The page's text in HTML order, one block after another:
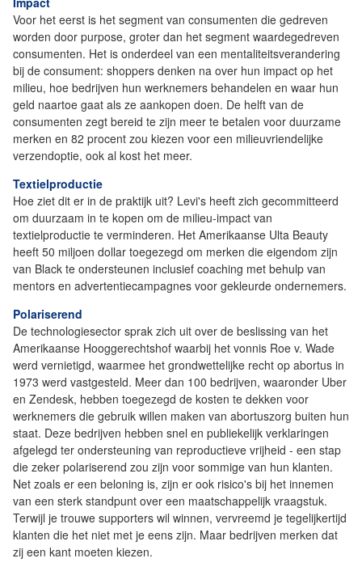
Voor het eerst is het segment van consumenten die gedreven
worden door purpose, groter dan het segment waardegedreven
consumenten. Het is onderdeel van een mentaliteitsverandering
bij de consument: shoppers denken na over hun impact op het
milieu, hoe bedrijven hun werknemers behandelen en waar hun
geld naartoe gaat als ze aankopen doen. De helft van de
consumenten zegt bereid te zijn meer te betalen voor duurzame
merken en 82 procent zou kiezen voor een milieuvriendelijke
verzendoptie, ook al kost het meer.
Textielproductie
Hoe ziet dit er in de praktijk uit? Levi's heeft zich gecommitteerd
om duurzaam in te kopen om de milieu-impact van
textielproductie te verminderen. Het Amerikaanse Ulta Beauty
heeft 50 miljoen dollar toegezegd om merken die eigendom zijn
van Black te ondersteunen inclusief coaching met behulp van
mentors en advertentiecampagnes voor gekleurde ondernemers.
Polariserend
De technologiesector sprak zich uit over de beslissing van het
Amerikaanse Hooggerechtshof waarbij het vonnis Roe v. Wade
werd vernietigd, waarmee het grondwettelijke recht op abortus in
1973 werd vastgesteld. Meer dan 100 bedrijven, waaronder Uber
en Zendesk, hebben toegezegd de kosten te dekken voor
werknemers die gebruik willen maken van abortuszorg buiten hun
staat. Deze bedrijven hebben snel en publiekelijk verklaringen
afgelegd ter ondersteuning van reproductieve vrijheid - een stap
die zeker polariserend zou zijn voor sommige van hun klanten.
Net zoals er een beloning is, zijn er ook risico's bij het innemen
van een sterk standpunt over een maatschappelijk vraagstuk.
Terwijl je trouwe supporters wil winnen, vervreemd je tegelijkertijd
klanten die het niet met je eens zijn. Maar bedrijven merken dat
zij een kant moeten kiezen.